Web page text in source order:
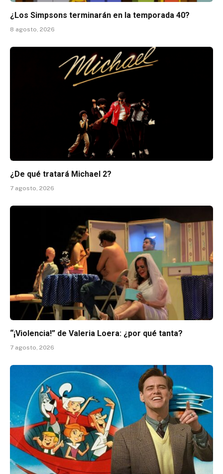
¿Los Simpsons terminarán en la temporada 40?
8 agosto, 2026
¿De qué tratará Michael 2?
7 agosto, 2026
“¡Violencia!” de Valeria Loera: ¿por qué tanta?
7 agosto, 2026